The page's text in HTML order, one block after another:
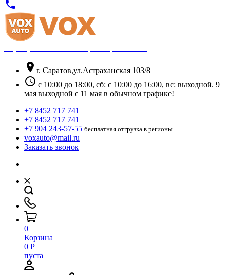
phone
location_on г. Саратов,ул.Астраханская 103/8
schedule с 10:00 до 18:00, сб: с 10:00 до 16:00, вс: выходной. 9
мая выходной с 11 мая в обычном графике!
+7 8452 717 741
+7 8452 717 741
+7 904 243-57-55 бесплатная отгрузка в регионы
voxauto@mail.ru
Заказать звонок
0
Корзина
0 Р
пуста